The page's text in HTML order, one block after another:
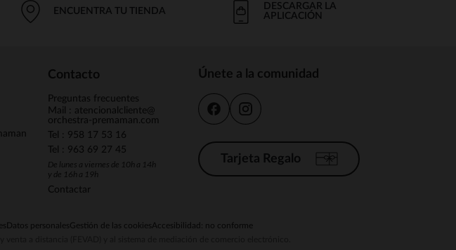
ENCUENTRA TU TIENDA
DESCARGAR LA
APLICACIÓN
Contacto
Preguntas frecuentes
Mail : atencionalcliente@
orchestra-premaman.com
Tel : 958 17 53 16
Tel : 963 69 27 45
De lunes a viernes de 10h a 14h
y de 16h a 19h
Contactar
Únete a la comunidad
Tarjeta Regalo
Datos personalesGestión de las cookiesAccesibilidad: no conforme